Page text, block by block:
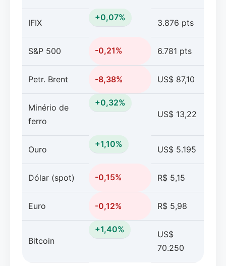
IFIX
+0,07%
3.876 pts
S&P 500 -0,21% 6.781 pts
Petr. Brent -8,38% US$ 87,10
Minério de
ferro
+0,32%
US$ 13,22
Ouro
+1,10%
US$ 5.195
Dólar (spot) -0,15% R$ 5,15
Euro -0,12% R$ 5,98
Bitcoin
+1,40%
US$
70.250